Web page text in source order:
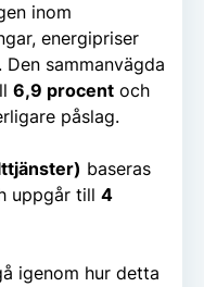
inom
energipriser
sammanvägda
6,9 procent och
påslag.
baseras
uppgår till 4
igenom hur detta